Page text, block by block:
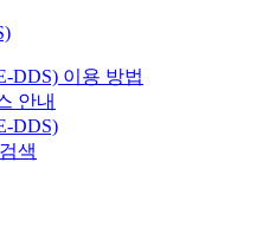
DDS) 이용 방법
안내
DDS)
색